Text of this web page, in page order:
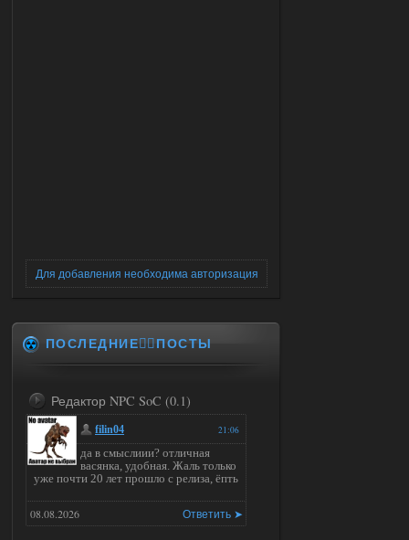
Для добавления необходима авторизация
ПОСЛЕДНИЕ✍🏻ПОСТЫ
Редактор NPC SoC (0.1)
21:06
filin04
да в смыслиии? отличная
васянка, удобная. Жаль только
уже почти 20 лет прошло с релиза, ёпть
Ответить ➤
08.08.2026